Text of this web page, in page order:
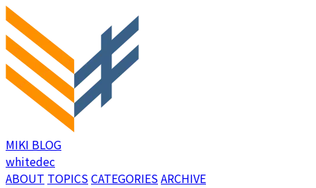
MIKI BLOG
whitedec
ABOUT TOPICSCATEGORIESARCHIVE